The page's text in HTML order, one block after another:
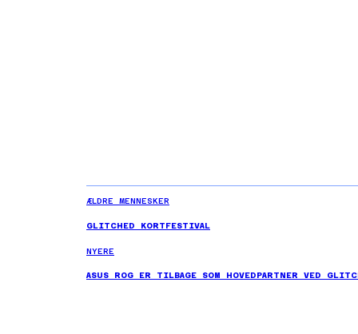
ÆLDRE MENNESKER
GLITCHED KORTFESTIVAL
NYERE
ASUS ROG ER TILBAGE SOM HOVEDPARTNER VED